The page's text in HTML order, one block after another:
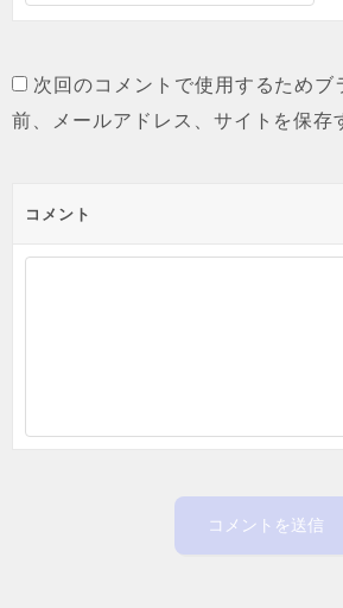
次回のコメントで使用するためブ
前、メールアドレス、サイトを保存
コメント